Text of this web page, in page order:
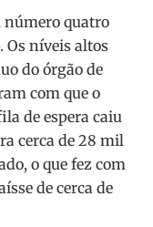
número quatro
Os níveis altos
do órgão de
com que o
de espera caiu
cerca de 28 mil
o que fez com
de cerca de